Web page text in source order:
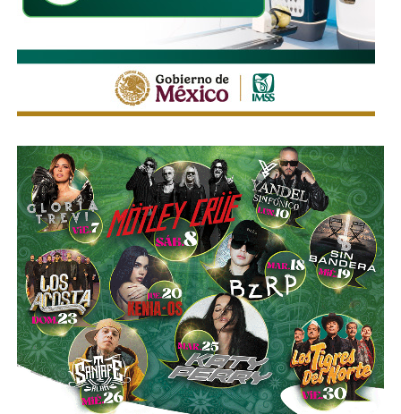
Estas medidas buscan mantener un flujo vehicular
ordenado y seguro durante la feria, privilegiando tanto la
movilidad de quienes acuden al recinto como la seguridad
de peatones, usuarios del transporte público y habitantes
de las zonas aledañas.
2.0